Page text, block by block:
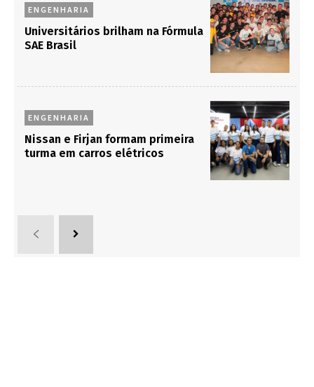
ENGENHARIA
Universitários brilham na Fórmula
SAE Brasil
ENGENHARIA
Nissan e Firjan formam primeira
turma em carros elétricos